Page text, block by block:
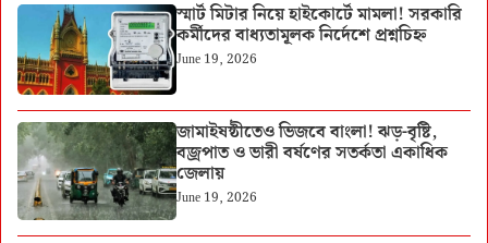
স্মার্ট মিটার নিয়ে হাইকোর্টে মামলা! সরকারি
কর্মীদের বাধ্যতামূলক নির্দেশে প্রশ্নচিহ্ন
June 19, 2026
জামাইষষ্ঠীতেও ভিজবে বাংলা! ঝড়-বৃষ্টি,
বজ্রপাত ও ভারী বর্ষণের সতর্কতা একাধিক
জেলায়
June 19, 2026